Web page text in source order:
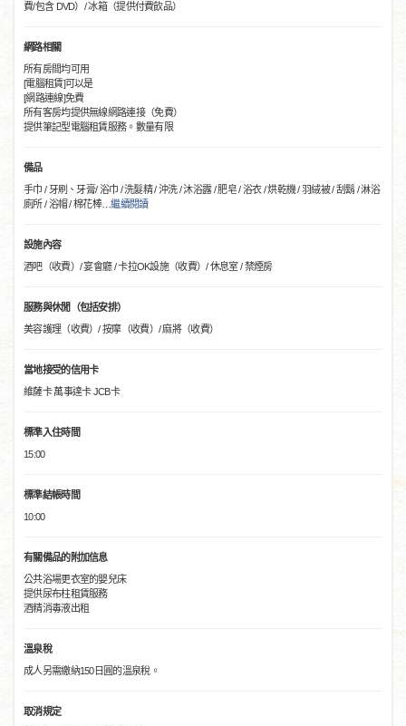
費/包含 DVD）/ 冰箱（提供付費飲品）
網路相關
所有房間均可用
[電腦租賃]可以是
[網路連線]免費
所有客房均提供無線網路連接（免費）
提供筆記型電腦租賃服務。數量有限
備品
手巾 / 牙刷、牙膏/ 浴巾 / 洗髮精 / 沖洗 / 沐浴露 / 肥皂 / 浴衣 / 烘乾機 / 羽絨被 / 刮鬍 / 淋浴
廁所 / 浴帽 / 棉花棒…繼續閱讀
設施內容
酒吧（收費）/ 宴會廳 / 卡拉OK設施（收費）/ 休息室 / 禁煙房
服務與休閒（包括安排）
美容護理（收費）/ 按摩（收費）/ 麻將（收費）
當地接受的信用卡
維薩卡 萬事達卡 JCB卡
標準入住時間
15:00
標準結帳時間
10:00
有關備品的附加信息
公共浴場更衣室的嬰兒床
提供尿布柱租賃服務
酒精消毒液出租
溫泉稅
成人另需繳納150日圓的溫泉稅。
取消規定